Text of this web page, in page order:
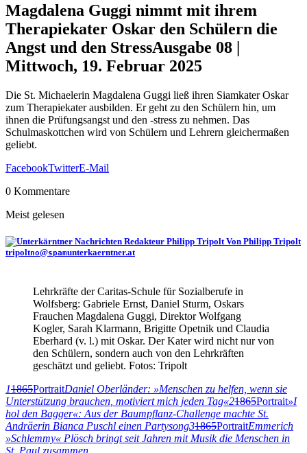
Magdalena Guggi nimmt mit ihrem
Therapiekater Oskar den Schülern die
Angst und den StressAusgabe 08 |
Mittwoch, 19. Februar 2025
Die St. Michaelerin Magdalena Guggi ließ ihren Siamkater Oskar
zum Therapiekater ausbilden. Er geht zu den Schülern hin, um
ihnen die Prüfungsangst und den -stress zu nehmen. Das
Schulmaskottchen wird von Schülern und Lehrern gleichermaßen
geliebt.
FacebookTwitterE-Mail
0 Kommentare
Meist gelesen
Von Philipp Tripolt
tripoltno@spamunterkaerntner.at
Lehrkräfte der Caritas-Schule für Sozialberufe in
Wolfsberg: Gabriele Ernst, Daniel Sturm, Oskars
Frauchen Magdalena Guggi, Direktor Wolfgang
Kogler, Sarah Klarmann, Brigitte Opetnik und Claudia
Eberhard (v. l.) mit Oskar. Der Kater wird nicht nur von
den Schülern, sondern auch von den Lehrkräften
geschätzt und geliebt. Fotos: Tripolt
11865PortraitDaniel Oberländer: »Menschen zu helfen, wenn sie
Unterstützung brauchen, motiviert mich jeden Tag«21865Portrait»I
hol den Bagger«: Aus der Baumpflanz-Challenge machte St.
Andräerin Bianca Puschl einen Partysong31865PortraitEmmerich
»Schlemmy« Plösch bringt seit Jahren mit Musik die Menschen in